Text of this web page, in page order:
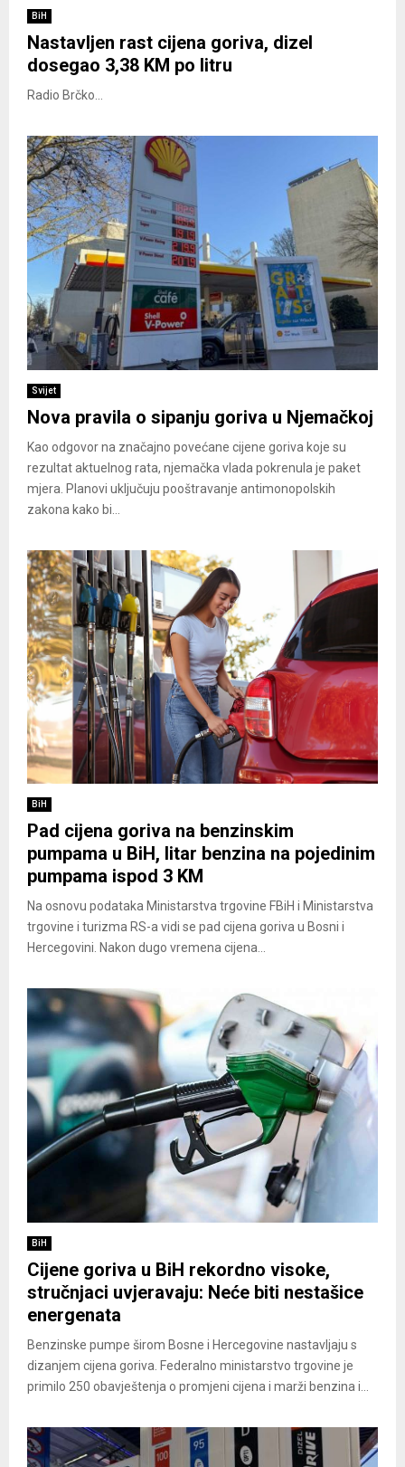
BiH
Nastavljen rast cijena goriva, dizel
dosegao 3,38 KM po litru
Radio Brčko...
Svijet
Nova pravila o sipanju goriva u Njemačkoj
Kao odgovor na značajno povećane cijene goriva koje su
rezultat aktuelnog rata, njemačka vlada pokrenula je paket
mjera. Planovi uključuju pooštravanje antimonopolskih
zakona kako bi...
BiH
Pad cijena goriva na benzinskim
pumpama u BiH, litar benzina na pojedinim
pumpama ispod 3 KM
Na osnovu podataka Ministarstva trgovine FBiH i Ministarstva
trgovine i turizma RS-a vidi se pad cijena goriva u Bosni i
Hercegovini. Nakon dugo vremena cijena...
BiH
Cijene goriva u BiH rekordno visoke,
stručnjaci uvjeravaju: Neće biti nestašice
energenata
Benzinske pumpe širom Bosne i Hercegovine nastavljaju s
dizanjem cijena goriva. Federalno ministarstvo trgovine je
primilo 250 obavještenja o promjeni cijena i marži benzina i...